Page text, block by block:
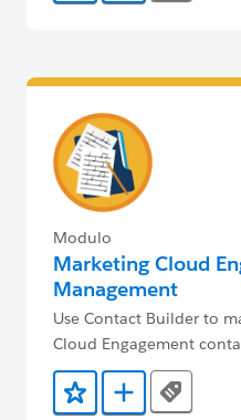
Modulo
Marketing Cloud
Management
Use Contact Builder to
Cloud Engagement
Aggiunto ai preferiti
Aggiungi a
Tags